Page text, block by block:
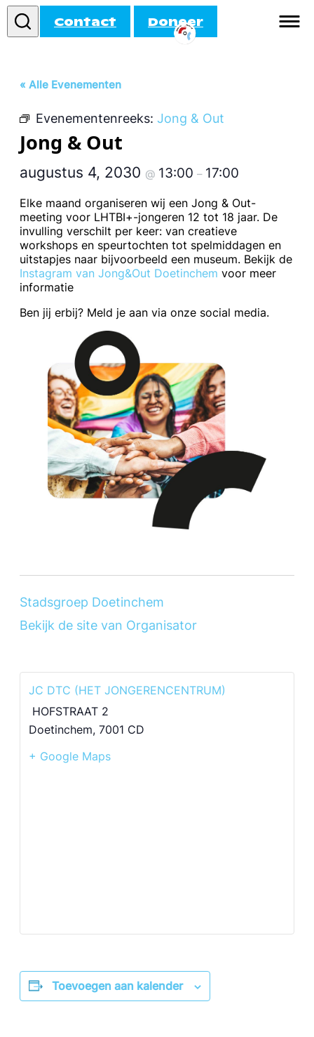
Contact Doneer
Activiteiten
Agenda
« Alle Evenementen
Evenementenreeks: Jong & Out
Jong & Out
augustus 4, 2030 @ 13:00 – 17:00
Elke maand organiseren wij een Jong & Out-
meeting voor LHTBI+-jongeren 12 tot 18 jaar. De
invulling verschilt per keer: van creatieve
workshops en speurtochten tot spelmiddagen en
uitstapjes naar bijvoorbeeld een museum. Bekijk de
Instagram van Jong&Out Doetinchem voor meer
informatie
Ben jij erbij? Meld je aan via onze social media.
Stadsgroep Doetinchem
Bekijk de site van Organisator
JC DTC (HET JONGERENCENTRUM)
HOFSTRAAT 2
Doetinchem, 7001 CD
+ Google Maps
Toevoegen aan kalender